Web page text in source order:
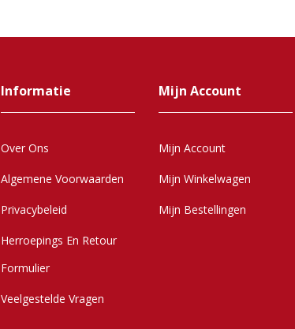
Informatie
Over Ons
Algemene Voorwaarden
Privacybeleid
Herroepings En Retour
Formulier
Veelgestelde Vragen
Mijn Account
Mijn Account
Mijn Winkelwagen
Mijn Bestellingen